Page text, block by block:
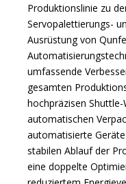
Produktionslinie zu
Servopalettierungs-
Ausrüstung von
umfassende
gesamten
hochpräzisen
automatischen
automatisierte
stabilen Ablauf der
eine doppelte